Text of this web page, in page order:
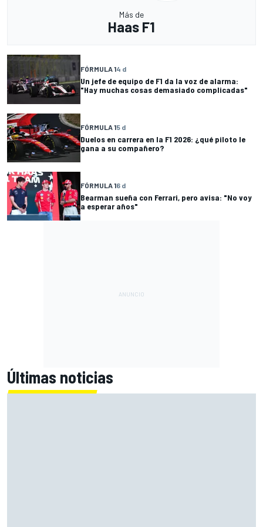
Más de
Haas F1
FÓRMULA 14 d
Un jefe de equipo de F1 da la voz de alarma:
"Hay muchas cosas demasiado complicadas"
FÓRMULA 15 d
Duelos en carrera en la F1 2026: ¿qué piloto le
gana a su compañero?
FÓRMULA 16 d
Bearman sueña con Ferrari, pero avisa: "No voy
a esperar años"
Últimas noticias